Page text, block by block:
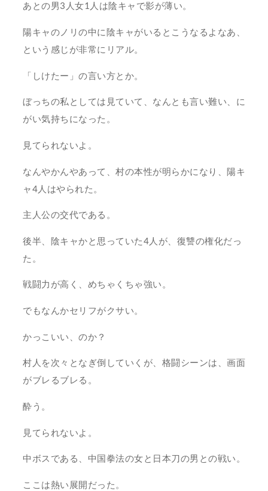
あとの男3人女1人は陰キャで影が薄い。
陽キャのノリの中に陰キャがいるとこうなるよなあ、
という感じが非常にリアル。
「しけたー」の言い方とか。
ぼっちの私としては見ていて、なんとも言い難い、に
がい気持ちになった。
見てられないよ。
なんやかんやあって、村の本性が明らかになり、陽キ
ャ4人はやられた。
主人公の交代である。
後半、陰キャかと思っていた4人が、復讐の権化だっ
た。
戦闘力が高く、めちゃくちゃ強い。
でもなんかセリフがクサい。
かっこいい、のか？
村人を次々となぎ倒していくが、格闘シーンは、画面
がブレるブレる。
酔う。
見てられないよ。
中ボスである、中国拳法の女と日本刀の男との戦い。
ここは熱い展開だった。